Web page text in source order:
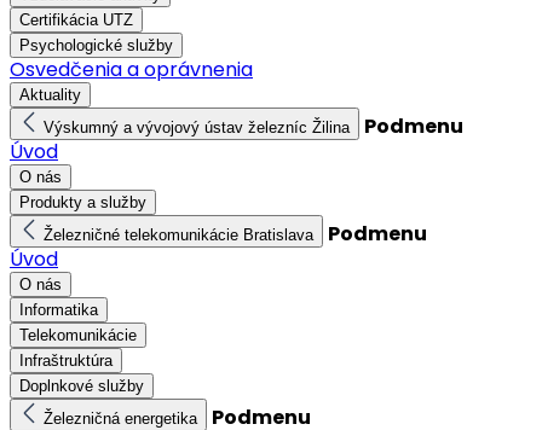
Certifikácia UTZ
Psychologické služby
Osvedčenia a oprávnenia
Aktuality
Výskumný a vývojový ústav železníc Žilina
Podmenu
Úvod
O nás
Produkty a služby
Železničné telekomunikácie Bratislava
Podmenu
Úvod
O nás
Informatika
Telekomunikácie
Infraštruktúra
Doplnkové služby
Železničná energetika
Podmenu